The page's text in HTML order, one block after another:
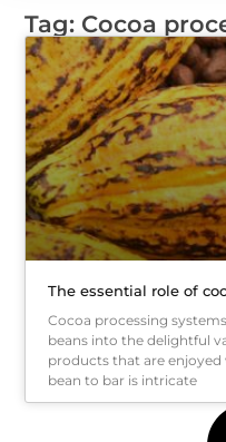
Tag: Cocoa
The essential role of
Cocoa processing
beans into the delightful
products that are
bean to bar is intricate